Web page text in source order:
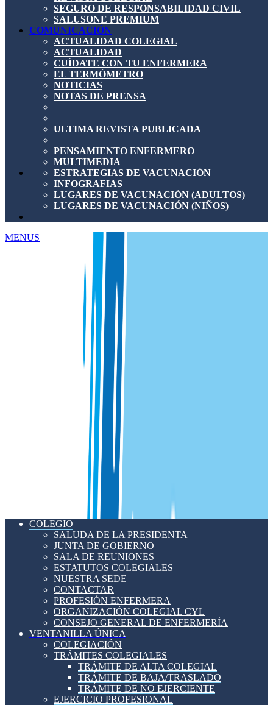
SEGURO DE RESPONSABILIDAD CIVIL
SALUSONE PREMIUM
COMUNICACIÓN
ACTUALIDAD COLEGIAL
ACTUALIDAD
CUÍDATE CON TU ENFERMERA
EL TERMÓMETRO
NOTICIAS
NOTAS DE PRENSA
ULTIMA REVISTA PUBLICADA
PENSAMIENTO ENFERMERO
MULTIMEDIA
ESTRATEGIAS DE VACUNACIÓN
INFOGRAFIAS
LUGARES DE VACUNACIÓN (ADULTOS)
LUGARES DE VACUNACIÓN (NIÑOS)
MENUS
COLEGIO
SALUDA DE LA PRESIDENTA
JUNTA DE GOBIERNO
SALA DE REUNIONES
ESTATUTOS COLEGIALES
NUESTRA SEDE
CONTACTAR
PROFESIÓN ENFERMERA
ORGANIZACIÓN COLEGIAL CYL
CONSEJO GENERAL DE ENFERMERÍA
VENTANILLA ÚNICA
COLEGIACIÓN
TRÁMITES COLEGIALES
TRÁMITE DE ALTA COLEGIAL
TRÁMITE DE BAJA/TRASLADO
TRÁMITE DE NO EJERCIENTE
EJERCICIO PROFESIONAL